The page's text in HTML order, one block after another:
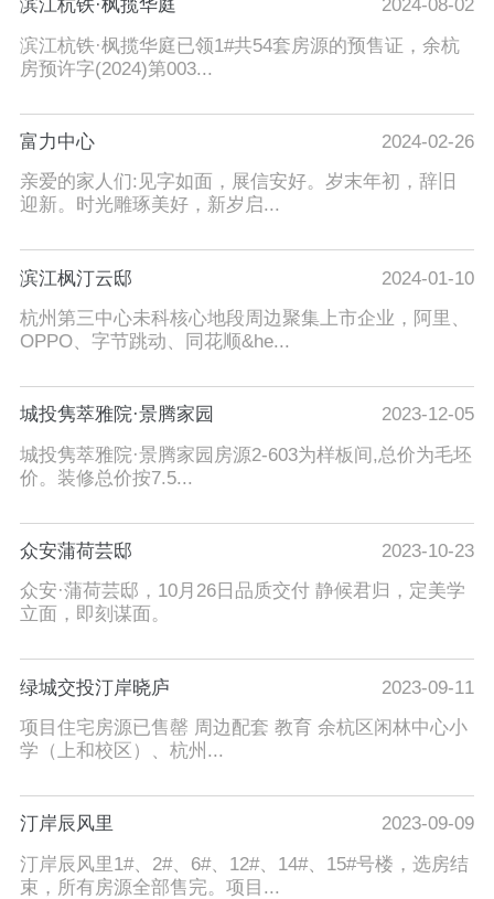
滨江杭铁·枫揽华庭
2024-08-02
滨江杭铁·枫揽华庭已领1#共54套房源的预售证，余杭
房预许字(2024)第003...
富力中心
2024-02-26
亲爱的家人们:见字如面，展信安好。岁末年初，辞旧
迎新。时光雕琢美好，新岁启...
滨江枫汀云邸
2024-01-10
杭州第三中心未科核心地段周边聚集上市企业，阿里、
OPPO、字节跳动、同花顺&he...
城投隽萃雅院·景腾家园
2023-12-05
城投隽萃雅院·景腾家园房源2-603为样板间,总价为毛坯
价。装修总价按7.5...
众安蒲荷芸邸
2023-10-23
众安·蒲荷芸邸，10月26日品质交付 静候君归，定美学
立面，即刻谋面。
绿城交投汀岸晓庐
2023-09-11
项目住宅房源已售罄 周边配套 教育 余杭区闲林中心小
学（上和校区）、杭州...
汀岸辰风里
2023-09-09
汀岸辰风里1#、2#、6#、12#、14#、15#号楼，选房结
束，所有房源全部售完。项目...